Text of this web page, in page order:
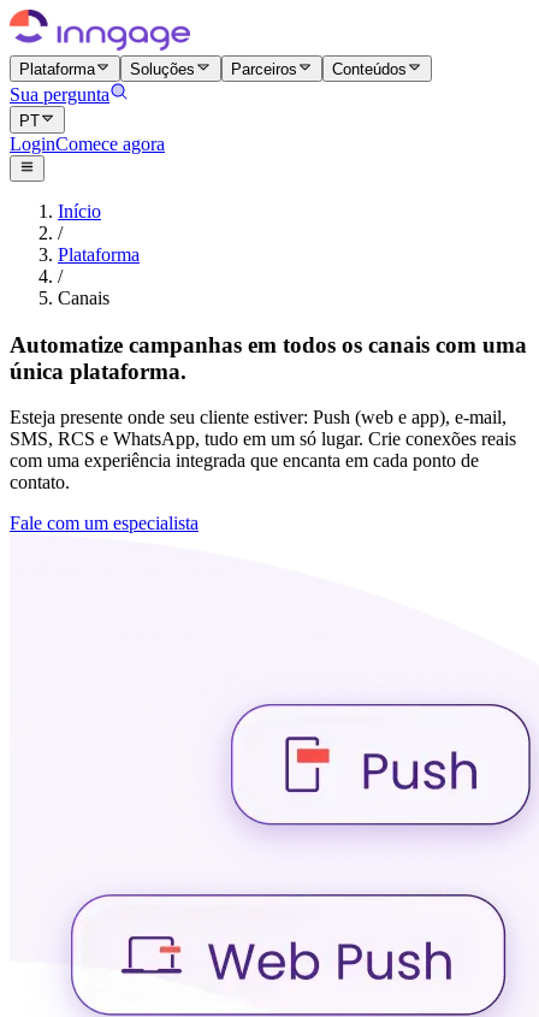
Plataforma Soluções Parceiros Conteúdos
Sua pergunta
PT
LoginComece agora
Início
/
Plataforma
/
Canais
Automatize campanhas em todos os canais com uma
única plataforma.
Esteja presente onde seu cliente estiver: Push (web e app), e-mail,
SMS, RCS e WhatsApp, tudo em um só lugar. Crie conexões reais
com uma experiência integrada que encanta em cada ponto de
contato.
Fale com um especialista